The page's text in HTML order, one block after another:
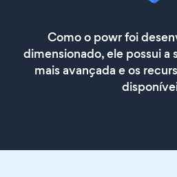
Como o powr foi
dimensionado, ele possui a
mais avançada e os